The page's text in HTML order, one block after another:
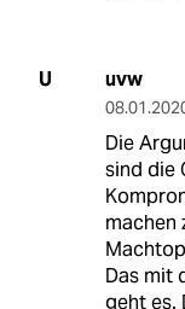
U uvw
Die
sind die
machen
Das mit
geht es.